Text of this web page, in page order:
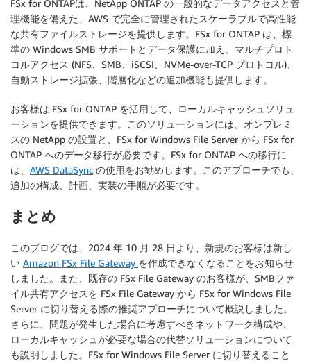
FSx for ONTAPは、NetApp ONTAP の一般的なデータアクセスと管
理機能を備えた、AWS で完全に管理されたスケーラブルで高性能
な共有ファイルストレージを提供します。FSx for ONTAP は、標
準の Windows SMB サポートとデータ保護に加え、マルチプロト
コルアクセス (NFS、SMB、iSCSI、NVMe-over-TCP プロトコル)、
自動ストレージ拡張、階層化などの追加機能も提供します。
お客様は FSx for ONTAP を活用して、ローカルキャッシュソリュ
ーションを提供できます。このソリューションには、オンプレミ
スの NetApp の設置と、FSx for Windows File Server から FSx for
ONTAP へのデータ移行が必要です。FSx for ONTAP への移行に
は、 AWS DataSync の使用をお勧めします。このアプローチでも、
追加の構成、計画、実装の手順が必要です。
まとめ
このブログでは、2024 年 10 月 28 日より、新規のお客様は新し
い Amazon FSx File Gateway を作成できなくなることをお知らせ
しました。また、既存の FSx File Gateway のお客様が、SMBファ
イル共有アクセスを FSx File Gateway から FSx for Windows File
Server に切り替える際の推奨アプローチについて概説しました。
さらに、問題が発生した場合に考慮すべきネットワーク構成や、
ローカルキャッシュが必要な場合の代替ソリューションについて
も説明しました。FSx for Windows File Server に切り替えること